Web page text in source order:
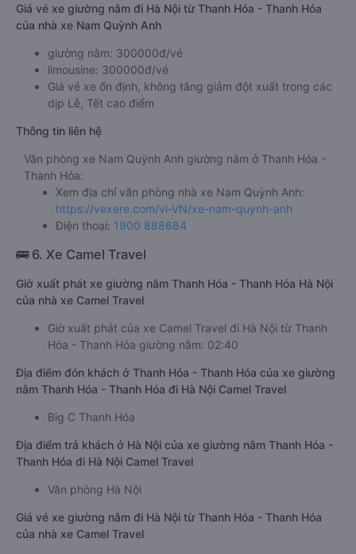
Giá vé xe giường nằm đi Hà Nội từ Thanh Hóa - Thanh Hóa
của nhà xe Nam Quỳnh Anh
giường nằm: 300000đ/vé
limousine: 300000đ/vé
Giá vé xe ổn định, không tăng giảm đột xuất trong các
dịp Lễ, Tết cao điểm
Thông tin liên hệ
Văn phòng xe Nam Quỳnh Anh giường nằm ở Thanh Hóa -
Thanh Hóa:
Xem địa chỉ văn phòng nhà xe Nam Quỳnh Anh:
https://vexere.com/vi-VN/xe-nam-quynh-anh
Điện thoại: 1900 888684
🚌 6. Xe Camel Travel
Giờ xuất phát xe giường nằm Thanh Hóa - Thanh Hóa Hà Nội
của nhà xe Camel Travel
Giờ xuất phát của xe Camel Travel đi Hà Nội từ Thanh
Hóa - Thanh Hóa giường nằm: 02:40
Địa điểm đón khách ở Thanh Hóa - Thanh Hóa của xe giường
nằm Thanh Hóa - Thanh Hóa đi Hà Nội Camel Travel
Big C Thanh Hóa
Địa điểm trả khách ở Hà Nội của xe giường nằm Thanh Hóa -
Thanh Hóa đi Hà Nội Camel Travel
Văn phòng Hà Nội
Giá vé xe giường nằm đi Hà Nội từ Thanh Hóa - Thanh Hóa
của nhà xe Camel Travel